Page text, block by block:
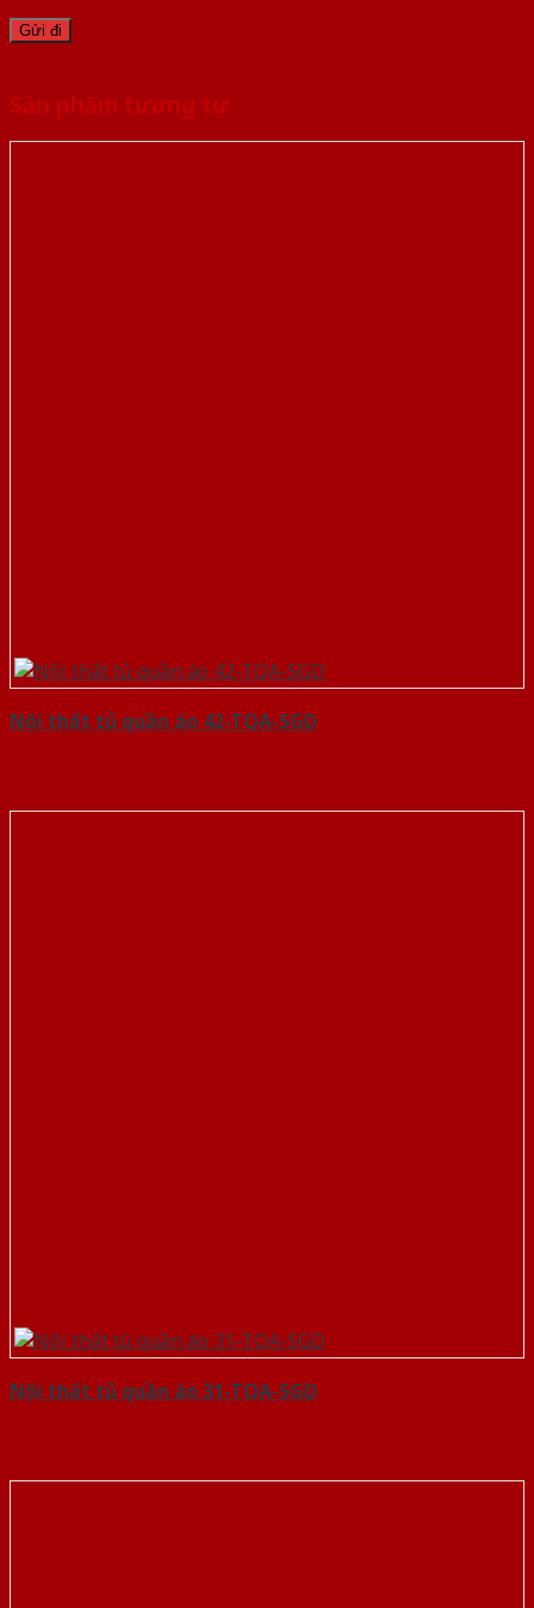
Sản phẩm tương tự
Nội thất tủ quần áo 42-TQA-SGD
Nội thất tủ quần áo 31-TQA-SGD